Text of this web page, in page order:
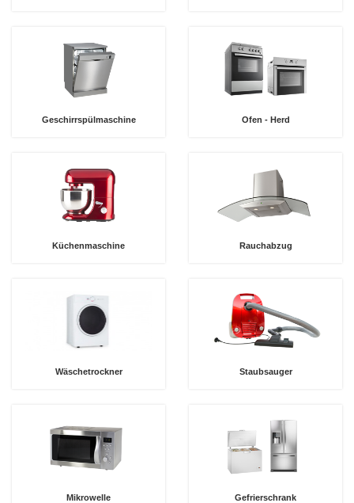
Geschirrspülmaschine Ofen - Herd
Küchenmaschine Rauchabzug
Wäschetrockner Staubsauger
Mikrowelle Gefrierschrank